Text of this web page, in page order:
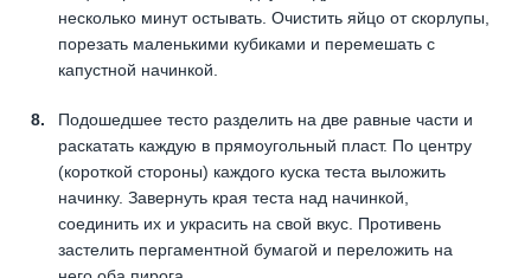
несколько минут остывать. Очистить яйцо от скорлупы,
порезать маленькими кубиками и перемешать с
капустной начинкой.
Подошедшее тесто разделить на две равные части и
раскатать каждую в прямоугольный пласт. По центру
(короткой стороны) каждого куска теста выложить
начинку. Завернуть края теста над начинкой,
соединить их и украсить на свой вкус. Противень
застелить пергаментной бумагой и переложить на